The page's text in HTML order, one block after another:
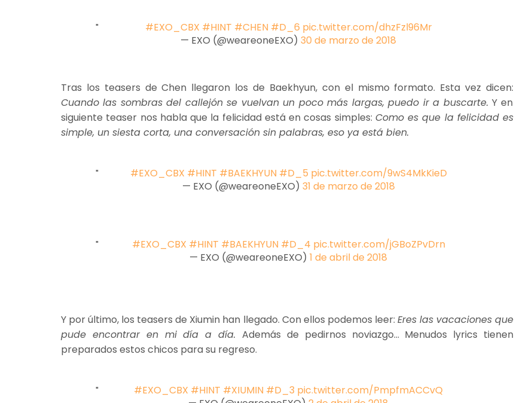
#EXO_CBX #HINT #CHEN #D_6 pic.twitter.com/dhzFzl96Mr
— EXO (@weareoneEXO)30 de marzo de 2018
Tras los teasers de Chen llegaron los de Baekhyun, con el mismo formato. Esta vez dicen:
Cuando las sombras del callejón se vuelvan un poco más largas, puedo ir a buscarte.Y en
siguiente teaser nos habla que la felicidad está en cosas simples: Como es que la felicidad es
simple, un siesta corta, una conversación sin palabras, eso ya está bien.
#EXO_CBX #HINT #BAEKHYUN #D_5 pic.twitter.com/9wS4MkKieD
— EXO (@weareoneEXO) 31 de marzo de 2018
#EXO_CBX #HINT #BAEKHYUN #D_4 pic.twitter.com/jGBoZPvDrn
— EXO (@weareoneEXO)1 de abril de 2018
Y por último, los teasers de Xiumin han llegado. Con ellos podemos leer: Eres las vacaciones que
pude encontrar en mi día a día. Además de pedirnos noviazgo... Menudos lyrics tienen
preparados estos chicos para su regreso.
#EXO_CBX #HINT #XIUMIN #D_3 pic.twitter.com/PmpfmACCvQ